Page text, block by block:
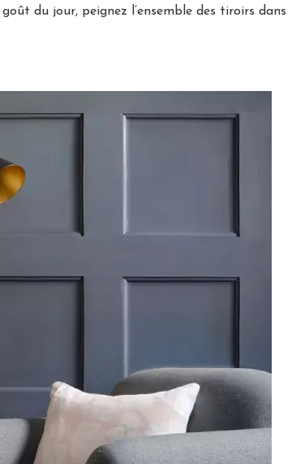
du jour, peignez l’ensemble des tiroirs dans